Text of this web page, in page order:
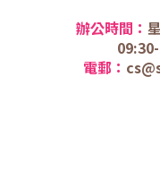
辦公時間：
電郵：